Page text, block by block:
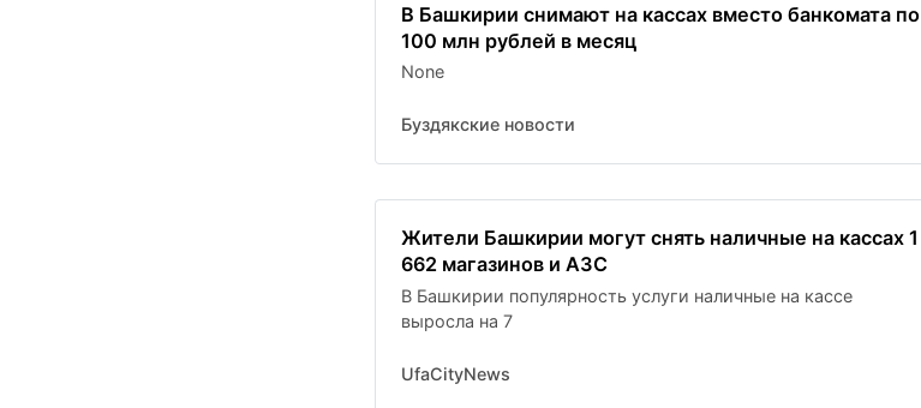
В Башкирии снимают на кассах вместо банкомата по
100 млн рублей в месяц
None
Буздякские новости
Жители Башкирии могут снять наличные на кассах 1
662 магазинов и АЗС
В Башкирии популярность услуги наличные на кассе
выросла на 7
UfaCityNews